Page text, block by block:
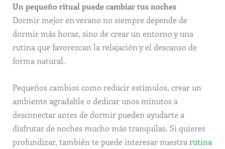
Un pequeño ritual puede cambiar tus noches
Dormir mejor en verano no siempre depende de
dormir más horas, sino de crear un entorno y una
rutina que favorezcan la relajación y el descanso de
forma natural.
Pequeños cambios como reducir estímulos, crear un
ambiente agradable o dedicar unos minutos a
desconectar antes de dormir pueden ayudarte a
disfrutar de noches mucho más tranquilas. Si quieres
profundizar, también te puede interesar nuestrarutina